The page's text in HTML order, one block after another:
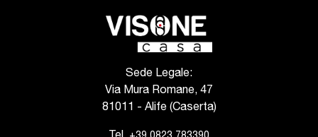
Sede Legale:
Via Mura Romane, 47
81011 - Alife (Caserta)